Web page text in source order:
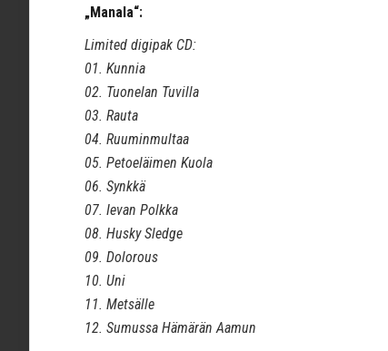
„Manala“:
Limited digipak CD:
01. Kunnia
02. Tuonelan Tuvilla
03. Rauta
04. Ruuminmultaa
05. Petoeläimen Kuola
06. Synkkä
07. Ievan Polkka
08. Husky Sledge
09. Dolorous
10. Uni
11. Metsälle
12. Sumussa Hämärän Aamun